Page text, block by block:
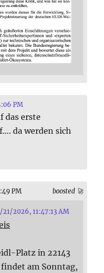
PM
das erste
da werden sich
boosted 🚀
PM
21/2026, 11:47:13 AM
Platz in 22143
am Sonntag,